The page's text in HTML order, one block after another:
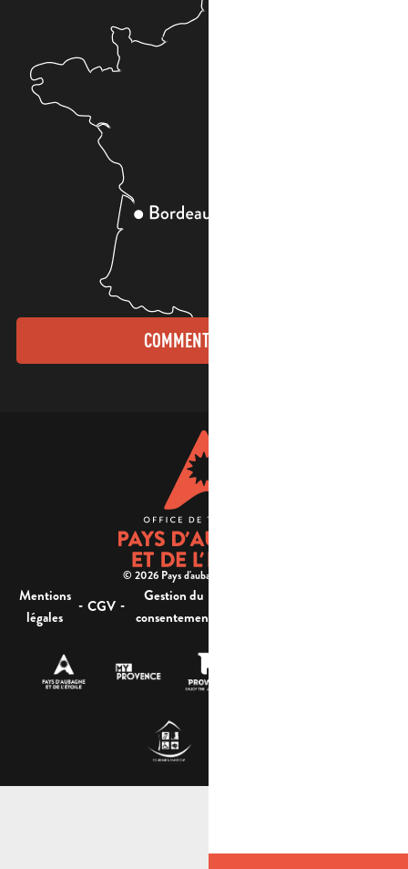
COMMENT VENIR ?
© 2026 Pays d'aubagne et de l'étoile -
Mentions
légales
- CGV -
Gestion du
consentement